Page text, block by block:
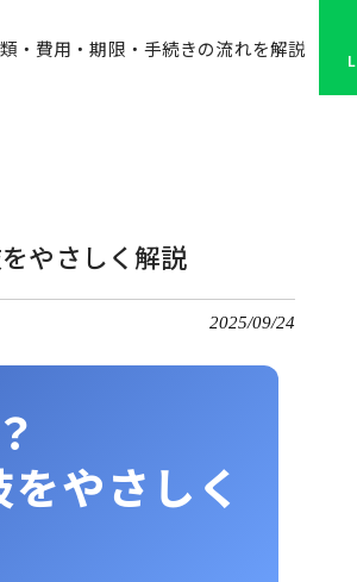
・費用・期限・手続きの流れを解説
やさしく解説
2025/09/24
やさしく